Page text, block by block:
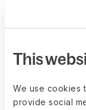
This
We use cookies
provide social
webbinarier